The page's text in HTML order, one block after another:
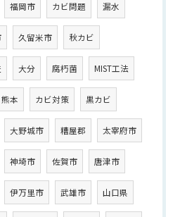
福岡市 カビ問題 漏水
久留米市 秋カビ
大分 腐朽菌 MIST工法
熊本 カビ対策 黒カビ
大野城市 糟屋郡 太宰府市
神埼市 佐賀市 唐津市
伊万里市 武雄市 山口県